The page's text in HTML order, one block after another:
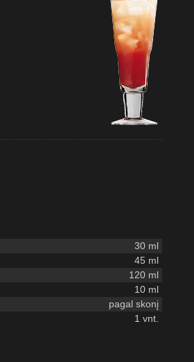
30 ml
45 ml
120 ml
10 ml
pagal skonį
1 vnt.